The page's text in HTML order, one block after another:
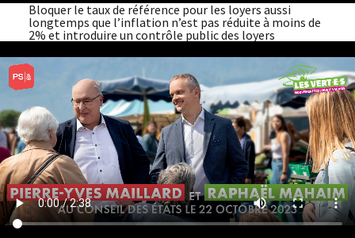
Bloquer le taux de référence pour les loyers aussi
longtemps que l’inflation n’est pas réduite à moins de
2% et introduire un contrôle public des loyers